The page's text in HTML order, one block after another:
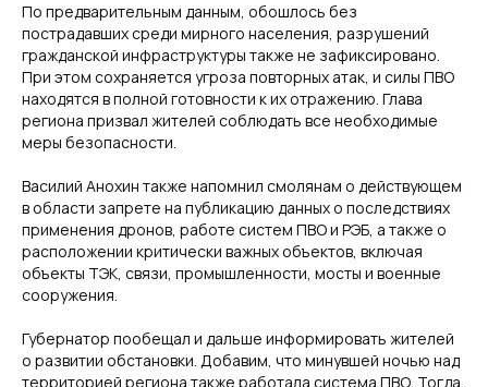
По предварительным данным, обошлось без
пострадавших среди мирного населения, разрушений
гражданской инфраструктуры также не зафиксировано.
При этом сохраняется угроза повторных атак, и силы ПВО
находятся в полной готовности к их отражению. Глава
региона призвал жителей соблюдать все необходимые
меры безопасности.
Василий Анохин также напомнил смолянам о действующем
в области запрете на публикацию данных о последствиях
применения дронов, работе систем ПВО и РЭБ, а также о
расположении критически важных объектов, включая
объекты ТЭК, связи, промышленности, мосты и военные
сооружения.
Губернатор пообещал и дальше информировать жителей
о развитии обстановки. Добавим, что минувшей ночью над
территорией региона также работала система ПВО. Тогда,
Свежие новости с жару — честно и по делу!
Добро пожаловать на кухню актуальных новостей!
Новости
Происшествия
Общество
Экономика
Жизнь
Политика
Подборки
Смоленск
Россия
Мир
Окружные вести